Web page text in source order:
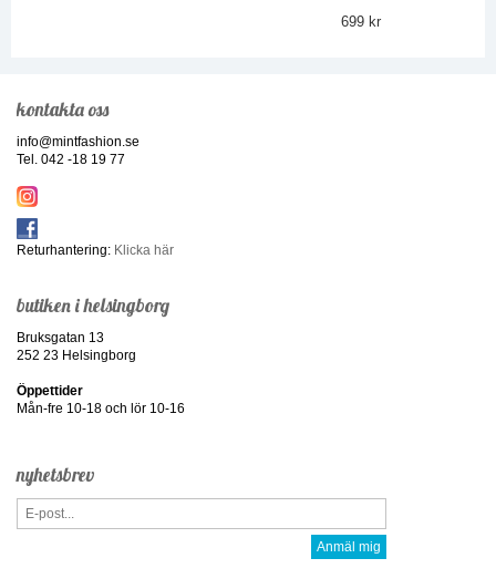
699 kr
kontakta oss
info@mintfashion.se
Tel. 042 -18 19 77
Returhantering: Klicka här
butiken i helsingborg
Bruksgatan 13
252 23 Helsingborg
Öppettider
Mån-fre 10-18 och lör 10-16
nyhetsbrev
Anmäl mig